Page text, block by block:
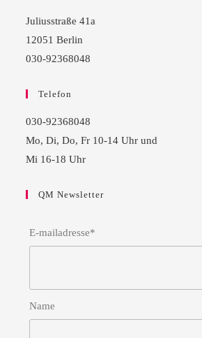
Juliusstraße 41a
12051 Berlin
030-92368048
Telefon
030-92368048
Mo, Di, Do, Fr 10-14 Uhr und
Mi 16-18 Uhr
QM Newsletter
E-mailadresse*
Name